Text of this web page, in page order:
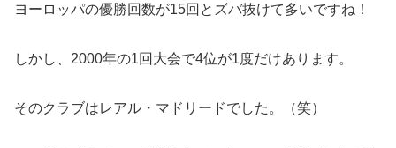
ヨーロッパの優勝回数が15回とズバ抜けて多いですね！
しかし、2000年の1回大会で4位が1度だけあります。
そのクラブはレアル・マドリードでした。（笑）